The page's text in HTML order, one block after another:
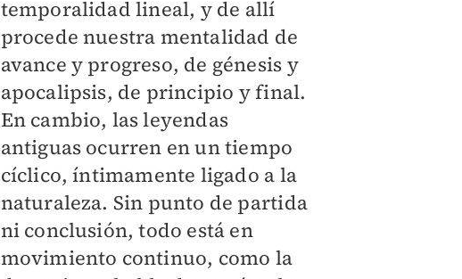
temporalidad lineal, y de allí
procede nuestra mentalidad de
avance y progreso, de génesis y
apocalipsis, de principio y final.
En cambio, las leyendas
antiguas ocurren en un tiempo
cíclico, íntimamente ligado a la
naturaleza. Sin punto de partida
ni conclusión, todo está en
movimiento continuo, como la